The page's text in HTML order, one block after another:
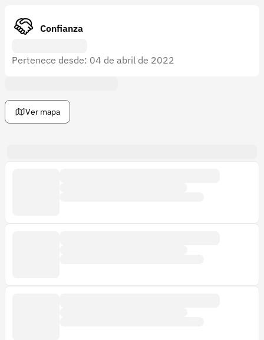
Confianza
Pertenece desde: 04 de abril de 2022
Ver mapa
Versión 5.45.0
Síguenos